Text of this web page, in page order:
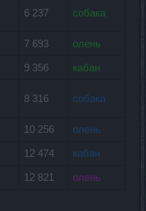
6 237 собака
7 693 олень
9 356 кабан
8 316 собака
10 256 олень
12 474 кабан
12 821 олень